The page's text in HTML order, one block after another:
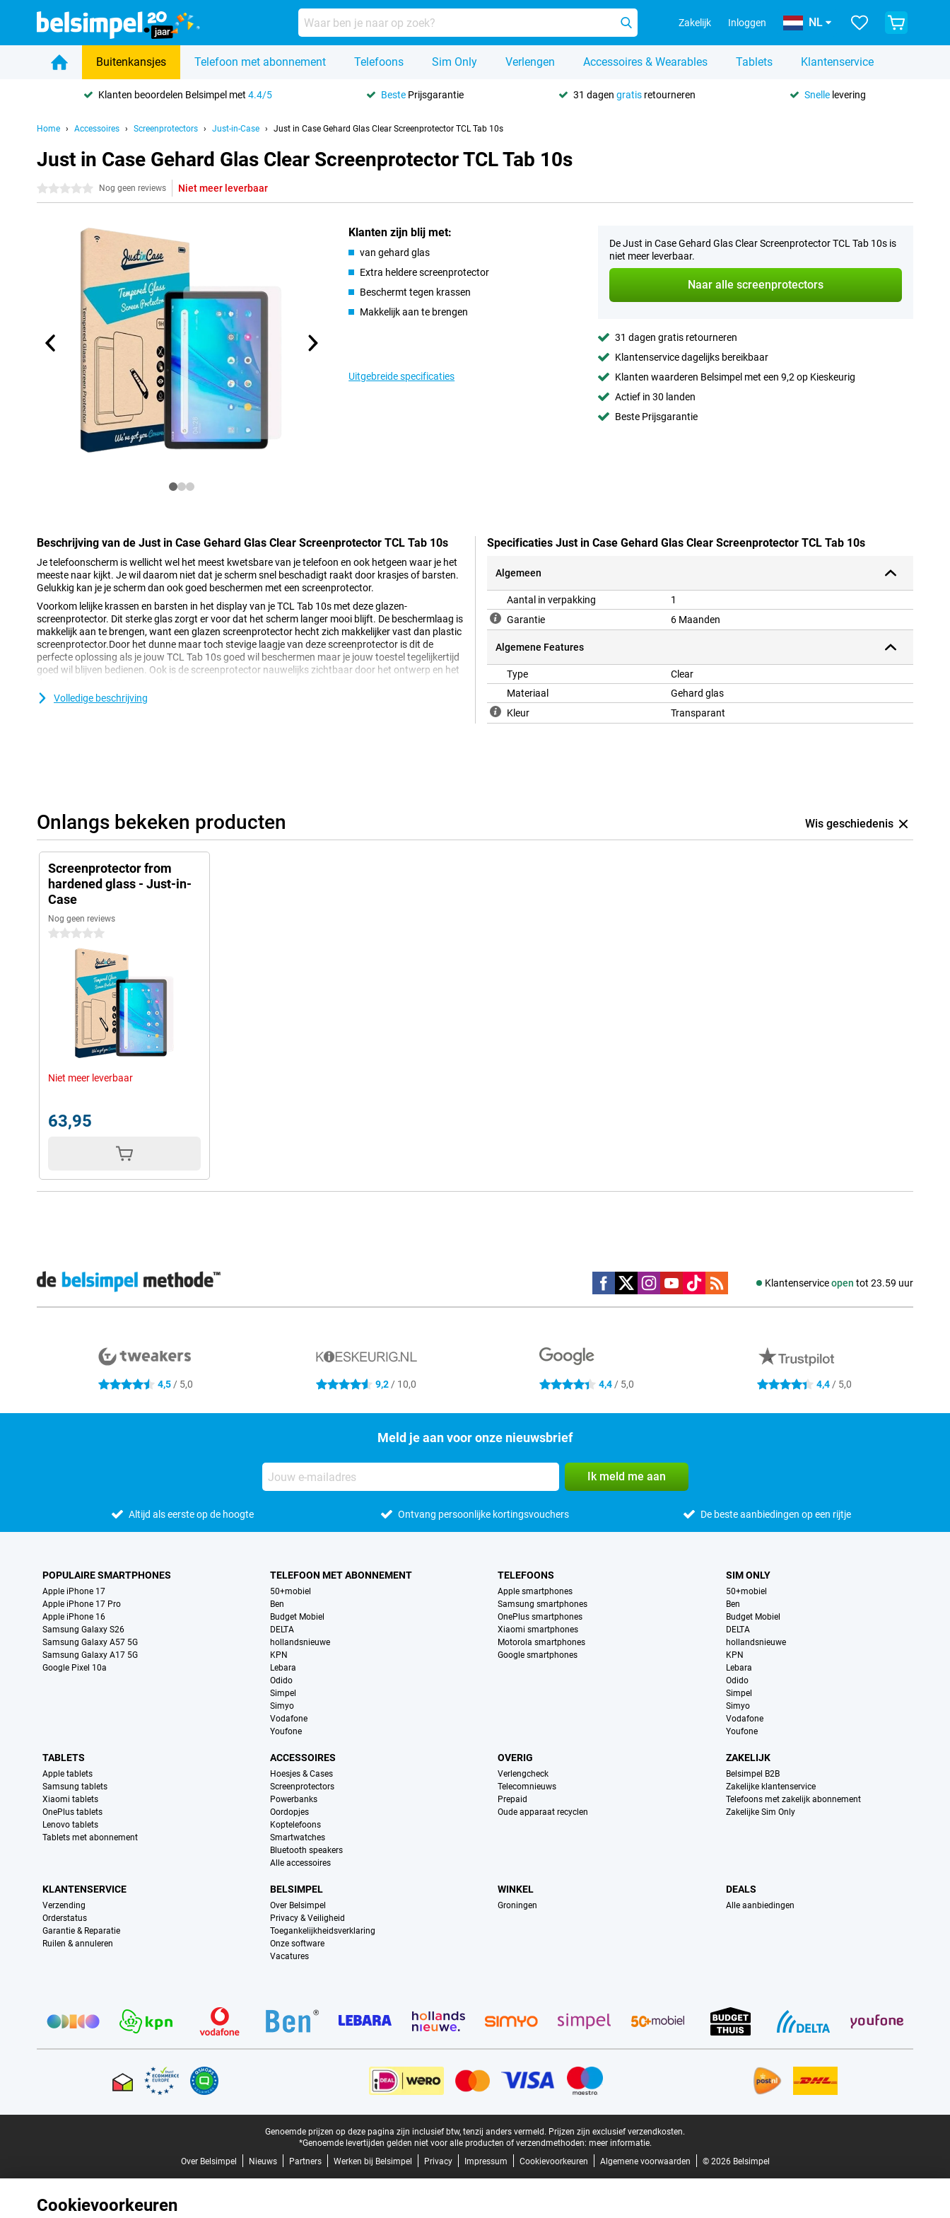
Zakelijk Inloggen NL
Buitenkansjes Telefoon met abonnement Telefoons Sim Only Verlengen Accessoires & Wearables Tablets Klantenservice
Klanten beoordelen Belsimpel met4.4/5 Beste Prijsgarantie 31 dagen gratisretourneren Snellelevering
Home Accessoires Screenprotectors Just-in-Case Just in Case Gehard Glas Clear Screenprotector TCL Tab 10s
Just in Case Gehard Glas Clear Screenprotector TCL Tab 10s
0 sterren Nog geen reviews Niet meer leverbaar
Klanten zijn blij met:
van gehard glas
Extra heldere screenprotector
Beschermt tegen krassen
Makkelijk aan te brengen
Uitgebreide specificaties
De Just in Case Gehard Glas Clear Screenprotector TCL Tab 10s is
niet meer leverbaar.
Naar alle screenprotectors
31 dagen gratis retourneren
Klantenservice dagelijks bereikbaar
Klanten waarderen Belsimpel met een 9,2 op Kieskeurig
Actief in 30 landen
Beste Prijsgarantie
Beschrijving van de Just in Case Gehard Glas Clear Screenprotector TCL Tab 10s
Je telefoonscherm is wellicht wel het meest kwetsbare van je telefoon en ook hetgeen waar je het
meeste naar kijkt. Je wil daarom niet dat je scherm snel beschadigt raakt door krasjes of barsten.
Gelukkig kan je je scherm dan ook goed beschermen met een screenprotector.
Voorkom lelijke krassen en barsten in het display van je TCL Tab 10s met deze glazen-
screenprotector. Dit sterke glas zorgt er voor dat het scherm langer mooi blijft. De beschermlaag is
makkelijk aan te brengen, want een glazen screenprotector hecht zich makkelijker vast dan plastic
screenprotector.Door het dunne maar toch stevige laagje van deze screenprotector is dit de
perfecte oplossing als je jouw TCL Tab 10s goed wil beschermen maar je jouw toestel tegelijkertijd
goed wil blijven bedienen. Ook is de screenprotector nauwelijks zichtbaar door het ontwerp en het
Volledige beschrijving
Specificaties Just in Case Gehard Glas Clear Screenprotector TCL Tab 10s
Algemeen
Aantal in verpakking
1
Garantie
6 Maanden
Algemene Features
Type
Clear
Materiaal
Gehard glas
Kleur
Transparant
Onlangs bekeken producten Wis geschiedenis
Screenprotector from
hardened glass - Just-in-
Case
Nog geen reviews
0 sterren
Niet meer leverbaar
63,95
Klantenserviceopen tot 23.59 uur
Social media
4.5 sterren 4,5/ 5,0 4.6 sterren 9,2/ 10,0 4.4 sterren 4,4 / 5,0 4.4 sterren 4,4 / 5,0
Meld je aan voor onze nieuwsbrief
Ik meld me aan
Altijd als eerste op de hoogte Ontvang persoonlijke kortingsvouchers De beste aanbiedingen op een rijtje
POPULAIRE SMARTPHONES
Apple iPhone 17
Apple iPhone 17 Pro
Apple iPhone 16
Samsung Galaxy S26
Samsung Galaxy A57 5G
Samsung Galaxy A17 5G
Google Pixel 10a
TELEFOON MET ABONNEMENT
50+mobiel
Ben
Budget Mobiel
DELTA
hollandsnieuwe
KPN
Lebara
Odido
Simpel
Simyo
Vodafone
Youfone
TELEFOONS
Apple smartphones
Samsung smartphones
OnePlus smartphones
Xiaomi smartphones
Motorola smartphones
Google smartphones
SIM ONLY
50+mobiel
Ben
Budget Mobiel
DELTA
hollandsnieuwe
KPN
Lebara
Odido
Simpel
Simyo
Vodafone
Youfone
TABLETS
Apple tablets
Samsung tablets
Xiaomi tablets
OnePlus tablets
Lenovo tablets
Tablets met abonnement
ACCESSOIRES
Hoesjes & Cases
Screenprotectors
Powerbanks
Oordopjes
Koptelefoons
Smartwatches
Bluetooth speakers
Alle accessoires
OVERIG
Verlengcheck
Telecomnieuws
Prepaid
Oude apparaat recyclen
ZAKELIJK
Belsimpel B2B
Zakelijke klantenservice
Telefoons met zakelijk abonnement
Zakelijke Sim Only
KLANTENSERVICE
Verzending
Orderstatus
Garantie & Reparatie
Ruilen & annuleren
BELSIMPEL
Over Belsimpel
Privacy & Veiligheid
Toegankelijkheidsverklaring
Onze software
Vacatures
WINKEL
Groningen
DEALS
Alle aanbiedingen
Genoemde prijzen op deze pagina zijn inclusief btw, tenzij anders vermeld. Prijzen zijn exclusief verzendkosten.
*Genoemde levertijden gelden niet voor alle producten of verzendmethoden: meer informatie.
Over Belsimpel
Nieuws Partners Werken bij Belsimpel Privacy Impressum Cookievoorkeuren Algemene voorwaarden © 2026 Belsimpel
Cookievoorkeuren